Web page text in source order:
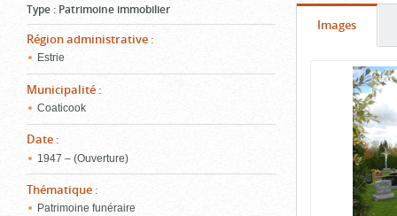
Type : Patrimoine immobilier
Région administrative :
Estrie
Municipalité :
Coaticook
Date :
1947 – (Ouverture)
Thématique :
Patrimoine funéraire
Onglet
Images(cliquer
pour
voir
le
Contenu
l'onglet
Images